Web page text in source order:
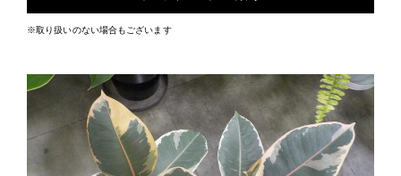
※取り扱いのない場合もございます